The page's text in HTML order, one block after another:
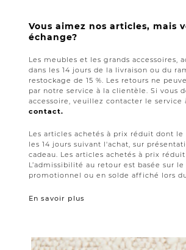
Vous aimez nos articles, mais
échange?
Les meubles et les grands
dans les 14 jours de la livraison ou du
restockage de 15 %. Les retours ne
par notre service à la clientèle. Si vous
accessoire, veuillez contacter le
contact.
Les articles achetés à prix réduit dont
les 14 jours suivant l'achat, sur
cadeau. Les articles achetés à prix
L’admissibilité au retour est basée sur
promotionnel ou en solde affiché lors
En savoir plus